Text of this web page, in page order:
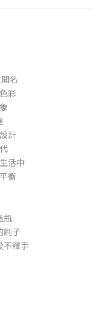
名
彩
計
活中
衡
瓶
刷子
不釋手